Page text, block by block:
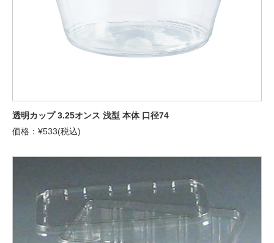
透明カップ 3.25オンス 浅型 本体 口径74
価格：¥533(税込)